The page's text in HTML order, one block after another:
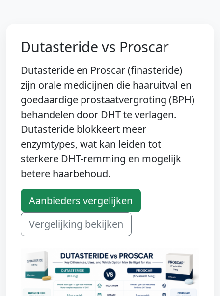
Dutasteride vs Proscar
Dutasteride en Proscar (finasteride)
zijn orale medicijnen die haaruitval en
goedaardige prostaatvergroting (BPH)
behandelen door DHT te verlagen.
Dutasteride blokkeert meer
enzymtypes, wat kan leiden tot
sterkere DHT-remming en mogelijk
betere haarbehoud.
Aanbieders vergelijken
Vergelijking bekijken